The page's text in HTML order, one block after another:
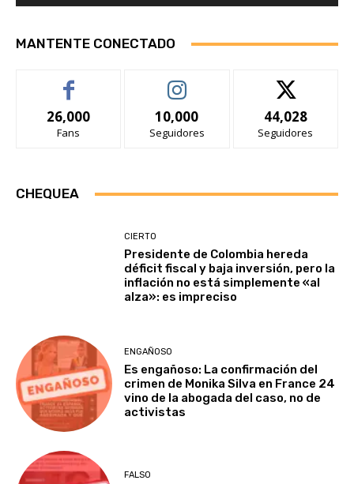
MANTENTE CONECTADO
26,000
Fans
10,000
Seguidores
44,028
Seguidores
CHEQUEA
CIERTO
Presidente de Colombia hereda
déficit fiscal y baja inversión, pero la
inflación no está simplemente «al
alza»: es impreciso
ENGAÑOSO
Es engañoso: La confirmación del
crimen de Monika Silva en France 24
vino de la abogada del caso, no de
activistas
FALSO